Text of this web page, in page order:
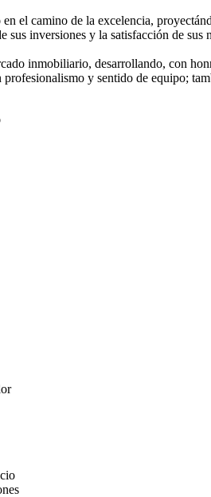
el camino de la excelencia,
sus inversiones y la satisfacción de sus
inmobiliario, desarrollando, con
profesionalismo y sentido de equipo;